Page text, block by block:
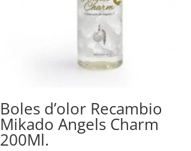
Boles d’olor Recambio
Mikado Angels Charm
200Ml.